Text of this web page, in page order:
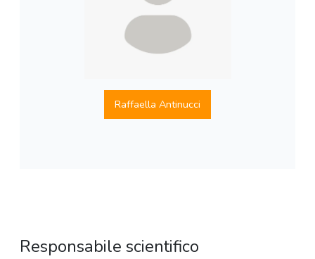
Raffaella Antinucci
Responsabile scientifico